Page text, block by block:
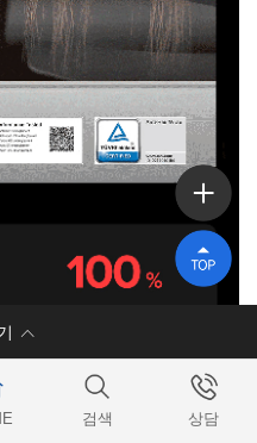
검색 상담